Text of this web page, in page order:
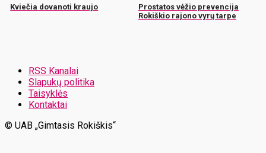
Kviečia dovanoti kraujo
Prostatos vėžio prevencija
Rokiškio rajono vyrų tarpe
RSS Kanalai
Slapukų politika
Taisyklės
Kontaktai
© UAB „Gimtasis Rokiškis“